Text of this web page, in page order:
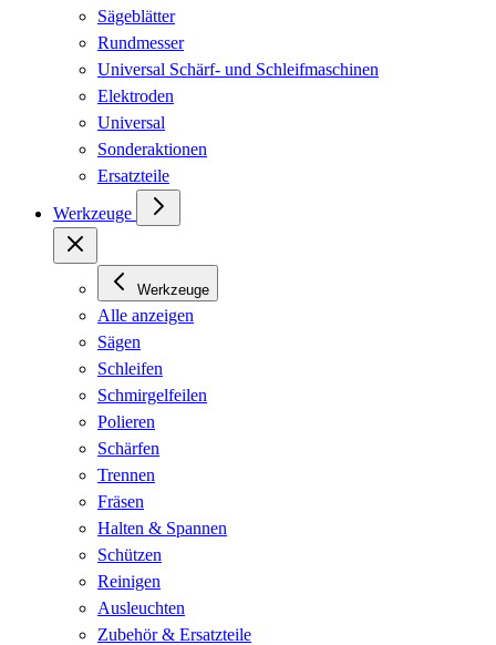
Sägeblätter
Rundmesser
Universal Schärf- und Schleifmaschinen
Elektroden
Universal
Sonderaktionen
Ersatzteile
Werkzeuge
Werkzeuge
Alle anzeigen
Sägen
Schleifen
Schmirgelfeilen
Polieren
Schärfen
Trennen
Fräsen
Halten & Spannen
Schützen
Reinigen
Ausleuchten
Zubehör & Ersatzteile